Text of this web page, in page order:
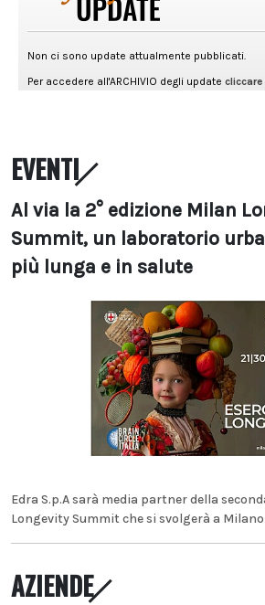
EVENTI
Al via la 2° edizione Milan
Summit, un laboratorio
più lunga e in salute
Edra S.p.A sarà media partner della
Longevity Summit che si svolgerà a Milano
AZIENDE